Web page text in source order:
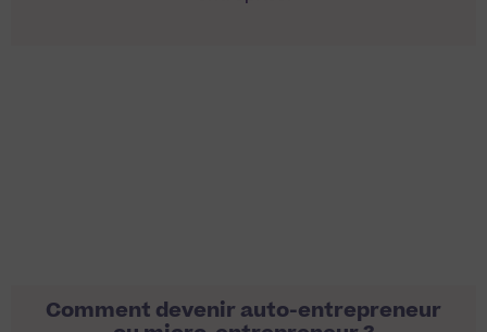
Comment devenir auto-entrepreneur